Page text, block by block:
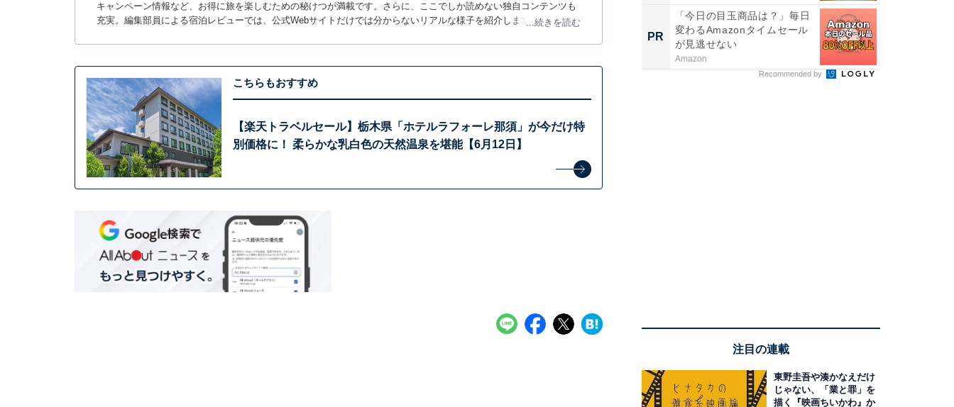
キャンペーン情報など、お得に旅を楽しむための秘けつが満載です。さらに、ここでしか読めない独自コンテンツも
充実。編集部員による宿泊レビューでは、公式Webサイトだけでは分からないリアルな様子を紹介します。...続きを読む
こちらもおすすめ
【楽天トラベルセール】栃木県「ホテルラフォーレ那須」が今だけ特
別価格に！ 柔らかな乳白色の天然温泉を堪能【6月12日】
PR
「今日の目玉商品は？」毎日
変わるAmazonタイムセール
が見逃せない
Amazon
Recommended by
注目の連載
東野圭吾や湊かなえだけ
じゃない、「業と罪」を
描く『映画ちいかわ』か